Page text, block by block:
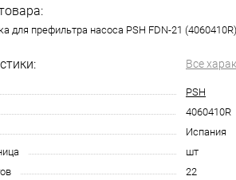
для префильтра насоса PSH FDN-21 (4060410R)
Все
PSH
4060410R
Испания
шт
22